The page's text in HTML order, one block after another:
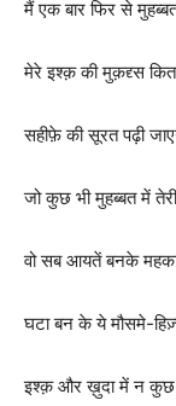
मैं एक बार फिर से
मेरे इश्क़ की मुक़द्द्स
सहीफ़े की सूरत पढ़ी
जो कुछ भी मुहब्बत में
वो सब आयतें बनके
घटा बन के ये मौसमे-
इश्क़ और ख़ुदा में न कुछ